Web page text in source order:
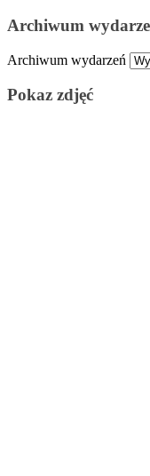
Archiwum
Archiwum wydarzeń
Pokaz zdjęć